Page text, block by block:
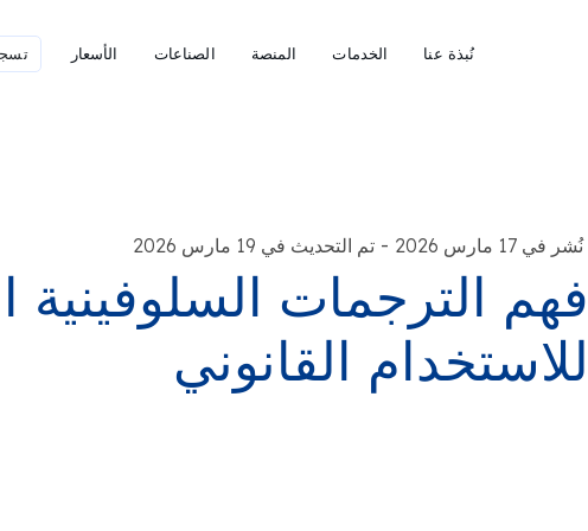
نُبذة عنا الخدمات المنصة الصناعات الأسعار
نُشر في 17 مارس 2026 - تم التحديث في 19 مارس 2026
فهم الترجمات السلوفينية
للاستخدام القانوني